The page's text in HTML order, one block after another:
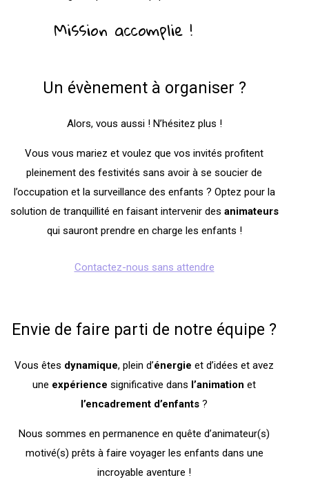
Mission accomplie !
Un évènement à organiser ?
Alors, vous aussi ! N’hésitez plus !
Vous vous mariez et voulez que vos invités profitent
pleinement des festivités sans avoir à se soucier de
l’occupation et la surveillance des enfants ? Optez pour la
solution de tranquillité en faisant intervenir des animateurs
qui sauront prendre en charge les enfants !
Contactez-nous sans attendre
Envie de faire parti de notre équipe ?
Vous êtes dynamique, plein d’énergie et d’idées et avez
une expérience significative dans l’animation et
l’encadrement d’enfants ?
Nous sommes en permanence en quête d’animateur(s)
motivé(s) prêts à faire voyager les enfants dans une
incroyable aventure !